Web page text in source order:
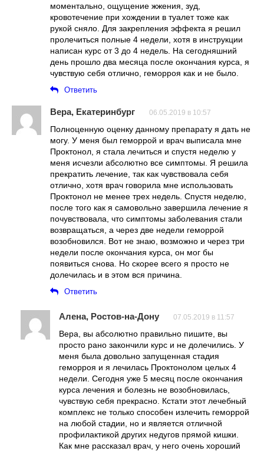
моментально, ощущение жжения, зуд,
кровотечение при хождении в туалет тоже как
рукой сняло. Для закрепления эффекта я решил
пролечиться полные 4 недели, хотя в инструкции
написан курс от 3 до 4 недель. На сегодняшний
день прошло два месяца после окончания курса, я
чувствую себя отлично, геморроя как и не было.
Ответить
Вера, Екатеринбург 06.05.2019 в 10:57
Полноценную оценку данному препарату я дать не
могу. У меня был геморрой и врач выписала мне
Проктонол, я стала лечиться и спустя неделю у
меня исчезли абсолютно все симптомы. Я решила
прекратить лечение, так как чувствовала себя
отлично, хотя врач говорила мне использовать
Проктонол не менее трех недель. Спустя неделю,
после того как я самовольно завершила лечение я
почувствовала, что симптомы заболевания стали
возвращаться, а через две недели геморрой
возобновился. Вот не знаю, возможно и через три
недели после окончания курса, он мог бы
появиться снова. Но скорее всего я просто не
долечилась и в этом вся причина.
Ответить
Алена, Ростов-на-Дону 07.05.2019 в 11:57
Вера, вы абсолютно правильно пишите, вы
просто рано закончили курс и не долечились. У
меня была довольно запущенная стадия
геморроя и я лечилась Проктонолом целых 4
недели. Сегодня уже 5 месяц после окончания
курса лечения и болезнь не возобновилась,
чувствую себя прекрасно. Кстати этот лечебный
комплекс не только способен излечить геморрой
на любой стадии, но и является отличной
профилактикой других недугов прямой кишки.
Как мне рассказал врач, у него очень хороший